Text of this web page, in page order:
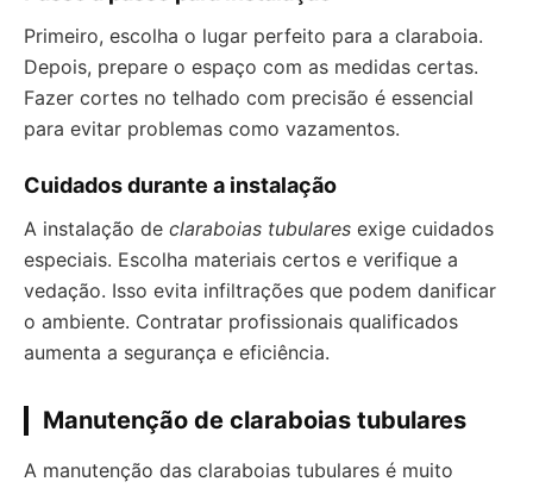
Primeiro, escolha o lugar perfeito para a claraboia.
Depois, prepare o espaço com as medidas certas.
Fazer cortes no telhado com precisão é essencial
para evitar problemas como vazamentos.
Cuidados durante a instalação
A instalação de claraboias tubulares exige cuidados
especiais. Escolha materiais certos e verifique a
vedação. Isso evita infiltrações que podem danificar
o ambiente. Contratar profissionais qualificados
aumenta a segurança e eficiência.
Manutenção de claraboias tubulares
A manutenção das claraboias tubulares é muito